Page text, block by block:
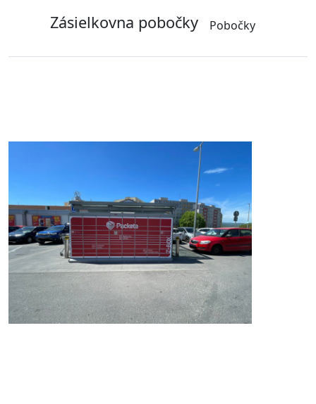
Zásielkovna pobočky Pobočky